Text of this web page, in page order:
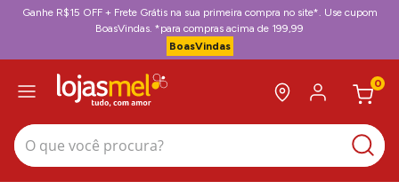
Ganhe R$15 OFF + Frete Grátis na sua primeira compra no site*. Use cupom
BoasVindas. *para compras acima de 199,99
BoasVindas
0
O que você procura?